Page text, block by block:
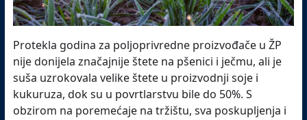
Protekla godina za poljoprivredne proizvođače u ŽP
nije donijela značajnije štete na pšenici i ječmu, ali je
suša uzrokovala velike štete u proizvodnji soje i
kukuruza, dok su u povrtlarstvu bile do 50%. S
obzirom na poremećaje na tržištu, sva poskupljenja i